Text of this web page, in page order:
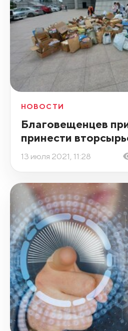
НОВОСТИ
Благовещенцев
принести
13 июля 2021, 11:28